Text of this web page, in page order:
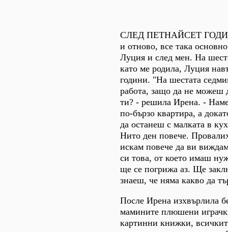
СЛЕД ПЕТНАЙСЕТ
и отново, все така
Луция и след мен. На
като ме родила, Луция
години. "На шестата
работа, защо да не можеш
ти? - решила Ирена. -
по-бързо квартира, а
да останеш с малката в
Нито ден повече.
искам повече да ви
си това, от което имаш
ще се погрижа аз. Ще
знаеш, че няма какво да
После Ирена изхвърлила
мамините плюшени
картинни книжки,